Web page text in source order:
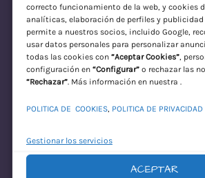
correcto funcionamiento de la web, y cookies
analíticas, elaboración de perfiles y publicidad
permite a nuestros socios, incluido Google,
usar datos personales para personalizar
todas las cookies con “Aceptar Cookies”,
configuración en “Configurar”o rechazar las
“Rechazar”. Más información en nuestra .
POLITICA DE COOKIES, POLITICA DE PRIVACIDAD
Gestionar los servicios
ACEPTAR
MisDiabluras | Sexshop
Discreto en España
Acceder